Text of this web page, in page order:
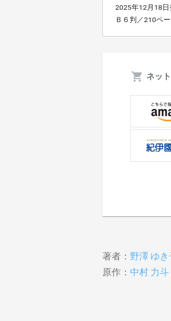
2025年12月18日
Ｂ６判／210ペ
ネッ
著者： 野澤 ゆき
原作： 中村 力斗